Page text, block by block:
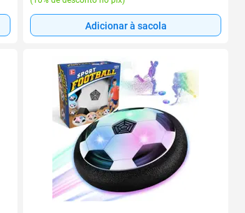
Adicionar à sacola